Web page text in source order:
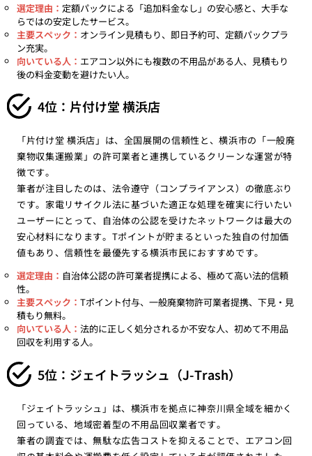
選定理由： 定額パックによる「追加料金なし」の安心感と、大手な
らではの安定したサービス。
主要スペック： オンライン見積もり、即日予約可、定額パックプラ
ン充実。
向いている人： エアコン以外にも複数の不用品がある人、見積もり
後の料金変動を避けたい人。
4位：片付け堂 横浜店
「片付け堂 横浜店」は、全国展開の信頼性と、横浜市の「一般廃
棄物収集運搬業」の許可業者と連携しているクリーンな運営が特
徴です。
筆者が注目したのは、法令遵守（コンプライアンス）の徹底ぶり
です。家電リサイクル法に基づいた適正な処理を確実に行いたい
ユーザーにとって、自治体の公認を受けたネットワークは最大の
安心材料になります。Tポイントが貯まるといった独自の付加価
値もあり、信頼性を最優先する横浜市民におすすめです。
選定理由： 自治体公認の許可業者提携による、極めて高い法的信頼
性。
主要スペック： Tポイント付与、一般廃棄物許可業者提携、下見・見
積もり無料。
向いている人： 法的に正しく処分されるか不安な人、初めて不用品
回収を利用する人。
5位：ジェイトラッシュ（J-Trash）
「ジェイトラッシュ」は、横浜市を拠点に神奈川県全域を細かく
回っている、地域密着型の不用品回収業者です。
筆者の調査では、無駄な広告コストを抑えることで、エアコン回